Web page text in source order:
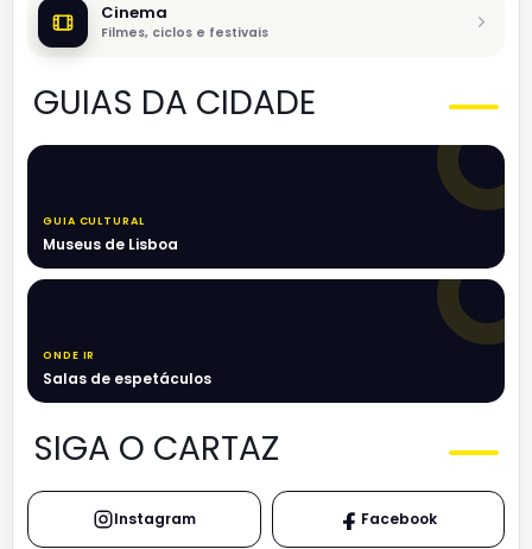
Cinema
Filmes, ciclos e festivais
GUIAS DA CIDADE
GUIA CULTURAL
Museus de Lisboa
ONDE IR
Salas de espetáculos
SIGA O CARTAZ
Instagram Facebook